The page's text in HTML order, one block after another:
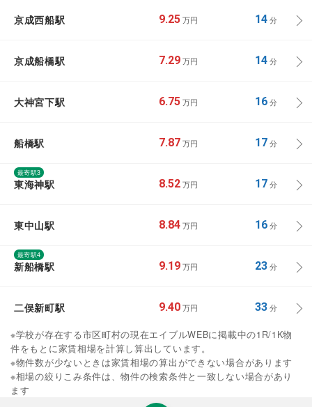
京成西船駅 9.25 万円 14分
京成船橋駅 7.29 万円 14分
大神宮下駅 6.75 万円 16分
船橋駅 7.87 万円 17分
最寄駅3
東海神駅 8.52 万円 17分
東中山駅 8.84 万円 16分
最寄駅4
新船橋駅 9.19 万円 23分
二俣新町駅 9.40 万円 33分
※学校が存在する市区町村の現在エイブルWEBに掲載中の1R/1K物
件をもとに家賃相場を計算し算出しています。
※物件数が少ないときは家賃相場の算出ができない場合があります
※相場の絞りこみ条件は、物件の検索条件と一致しない場合があり
ます